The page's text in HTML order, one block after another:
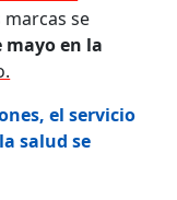
se
mayo en la
el servicio
salud se